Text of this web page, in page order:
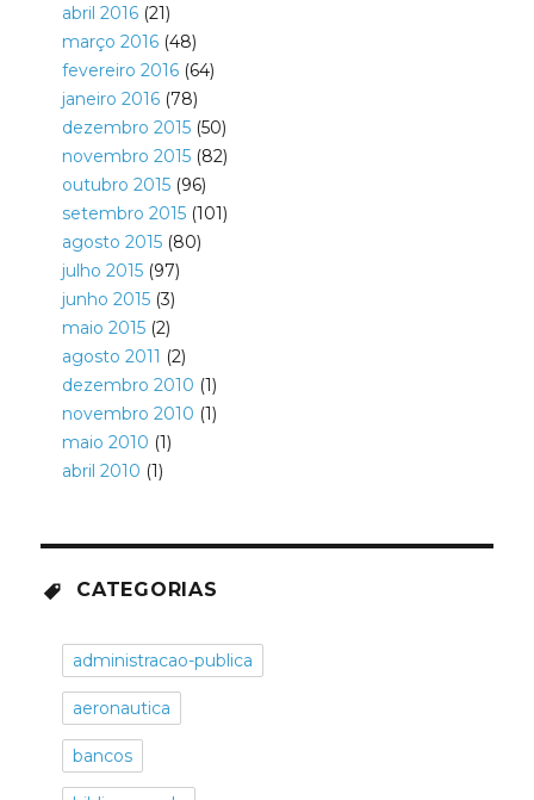
abril 2016(21)
março 2016(48)
fevereiro 2016(64)
janeiro 2016(78)
dezembro 2015(50)
novembro 2015(82)
outubro 2015(96)
setembro 2015(101)
agosto 2015(80)
julho 2015(97)
junho 2015(3)
maio 2015(2)
agosto 2011 (2)
dezembro 2010 (1)
novembro 2010 (1)
maio 2010 (1)
abril 2010 (1)
CATEGORIAS
administracao-publica
aeronautica
bancos